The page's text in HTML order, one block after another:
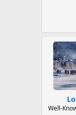
Well-